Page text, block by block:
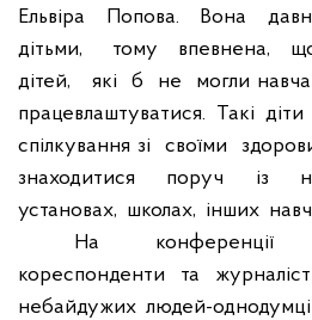
Ельвіра
Попова. Вона
дітьми,
тому впевнена,
дітей,
які б не
могли
працевлаштуватися. Такі діти
спілкування зі
своїми
знаходитися
поруч із
установах, школах, інших
На
конференції
кореспонденти
та
небайдужих людей-